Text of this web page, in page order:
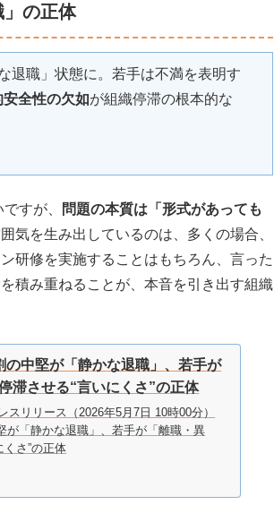
の正体
退職」状態に。若手は不満を表明す
安全性の欠如が組織停滞の根本的な
すが、
問題の本質は「形式があっても
気を生み出しているのは、多くの場合、
研修を実施することはもちろん、言った
積み重ねることが、本音を引き出す組織
の中堅が「静かな退職」、若手が
滞させる“言いにくさ”の正体
リリース（2026年5月7日 10時00分）
が「静かな退職」、若手が「離職・異
さ”の正体